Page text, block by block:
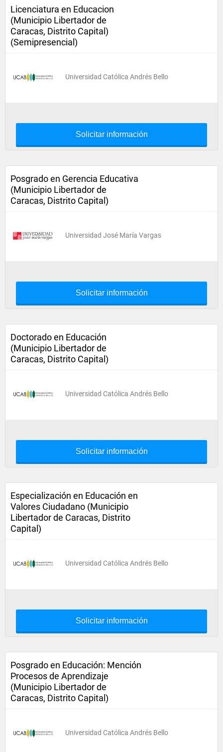
Licenciatura en Educacion
(Municipio Libertador de
Caracas, Distrito Capital)
(Semipresencial)
Universidad Católica Andrés Bello
Solicitar información
Posgrado en Gerencia Educativa
(Municipio Libertador de
Caracas, Distrito Capital)
Universidad José María Vargas
Solicitar información
Doctorado en Educación
(Municipio Libertador de
Caracas, Distrito Capital)
Universidad Católica Andrés Bello
Solicitar información
Especialización en Educación en
Valores Ciudadano (Municipio
Libertador de Caracas, Distrito
Capital)
Universidad Católica Andrés Bello
Solicitar información
Posgrado en Educación: Mención
Procesos de Aprendizaje
(Municipio Libertador de
Caracas, Distrito Capital)
Universidad Católica Andrés Bello